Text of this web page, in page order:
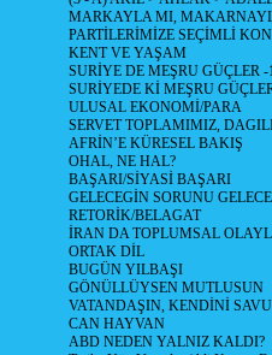
MARKAYLA MI,
PARTİLERİMİZE SEÇİMLİ
KENT VE YAŞAM
SURİYE DE MEŞRU GÜÇLER -
SURİYEDE Kİ MEŞRU
ULUSAL EKONOMİ/PARA
SERVET TOPLAMIMIZ,
AFRİN’E KÜRESEL BAKIŞ
OHAL, NE HAL?
BAŞARI/SİYASİ BAŞARI
GELECEGİN SORUNU
RETORİK/BELAGAT
İRAN DA TOPLUMSAL
ORTAK DİL
BUGÜN YILBAŞI
GÖNÜLLÜYSEN MUTLUSUN
VATANDAŞIN, KENDİNİ
CAN HAYVAN
ABD NEDEN YALNIZ KALDI?